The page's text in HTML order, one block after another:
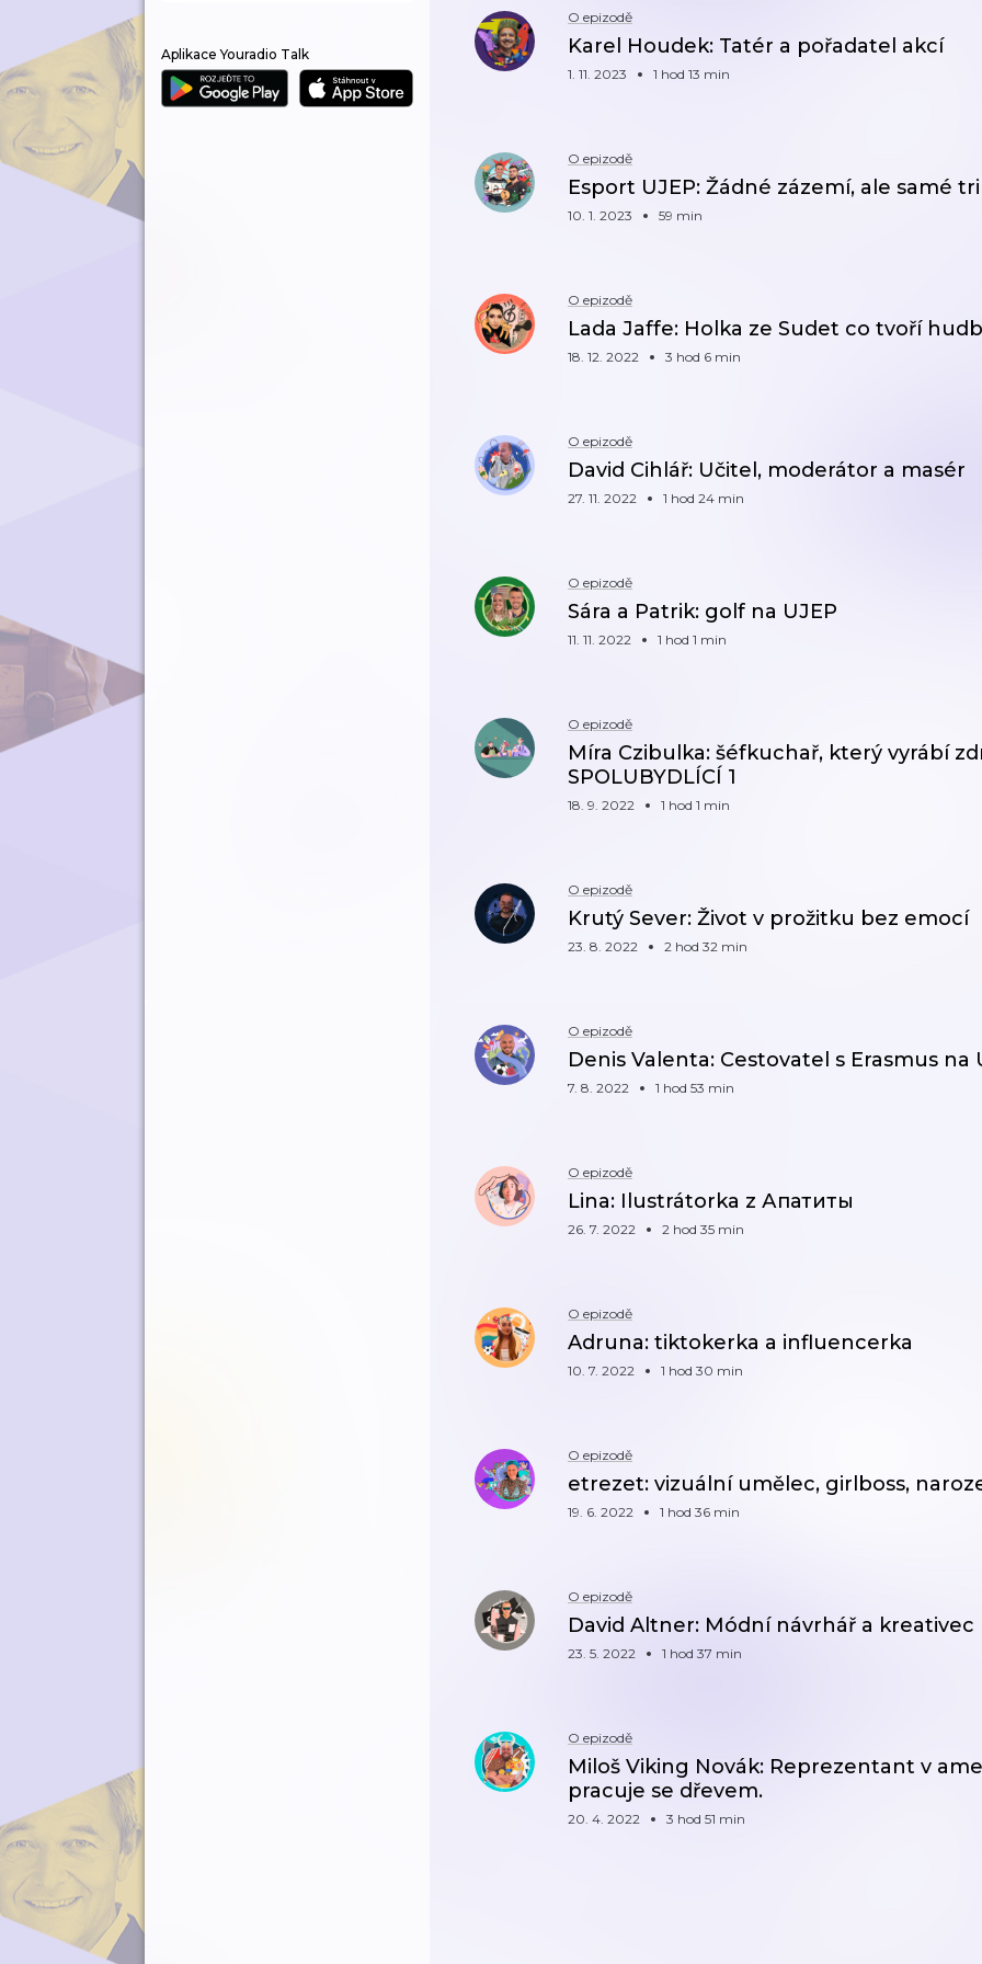
Aplikace Youradio Talk
O epizodě
Karel Houdek: Tatér a pořadatel akcí
1. 11. 2023 1 hod 13 min
O epizodě
Esport UJEP: Žádné zázemí, ale samé
10. 1. 2023 59 min
O epizodě
Lada Jaffe: Holka ze Sudet co tvoří
18. 12. 2022 3 hod 6 min
O epizodě
David Cihlář: Učitel, moderátor a masér
27. 11. 2022 1 hod 24 min
O epizodě
Sára a Patrik: golf na UJEP
11. 11. 2022 1 hod 1 min
O epizodě
Míra Czibulka: šéfkuchař, který vyrábí
SPOLUBYDLÍCÍ 1
18. 9. 2022 1 hod 1 min
O epizodě
Krutý Sever: Život v prožitku bez emocí
23. 8. 2022 2 hod 32 min
O epizodě
Denis Valenta: Cestovatel s Erasmus na
7. 8. 2022 1 hod 53 min
O epizodě
Lina: Ilustrátorka z Апатиты
26. 7. 2022 2 hod 35 min
O epizodě
Adruna: tiktokerka a influencerka
10. 7. 2022 1 hod 30 min
O epizodě
etrezet: vizuální umělec, girlboss,
19. 6. 2022 1 hod 36 min
O epizodě
David Altner: Módní návrhář a kreativec
23. 5. 2022 1 hod 37 min
O epizodě
Miloš Viking Novák: Reprezentant v
pracuje se dřevem.
20. 4. 2022 3 hod 51 min